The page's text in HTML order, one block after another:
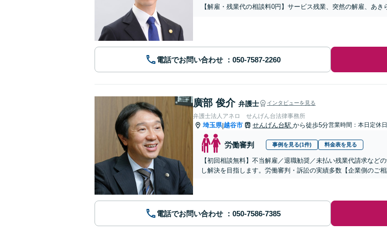
【解雇・残業代の相談料0円】サービス残業、突然の解雇、あ
電話でお問い合わせ
廣部 俊介 弁護士 インタビューを見る
弁護士法人アネロ せんげん台法律事務所
埼玉県|越谷市 せんげん台駅 から徒歩5分営業時間：本日定休日
労働審判 事例を見る(1件) 料金表を見る
【初回相談無料】不当解雇／退職勧奨／未払い残業代請求など
し解決を目指します。労働審判・訴訟の実績多数【企業側のご
電話でお問い合わせ